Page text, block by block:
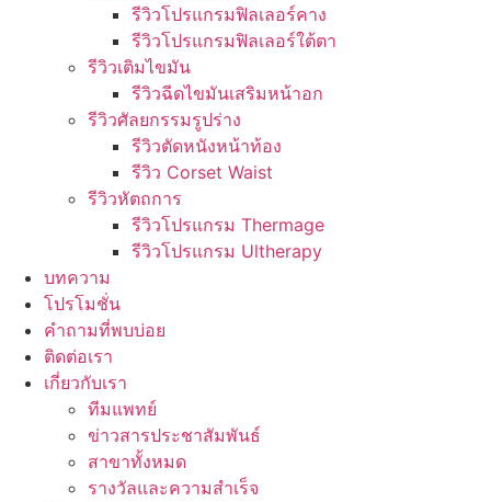
รีวิวโปรแกรมฟิลเลอร์คาง
รีวิวโปรแกรมฟิลเลอร์ใต้ตา
รีวิวเติมไขมัน
รีวิวฉีดไขมันเสริมหน้าอก
รีวิวศัลยกรรมรูปร่าง
รีวิวตัดหนังหน้าท้อง
รีวิว Corset Waist
รีวิวหัตถการ
รีวิวโปรแกรม Thermage
รีวิวโปรแกรม Ultherapy
บทความ
โปรโมชั่น
คำถามที่พบบ่อย
ติดต่อเรา
เกี่ยวกับเรา
ทีมแพทย์
ข่าวสารประชาสัมพันธ์
สาขาทั้งหมด
รางวัลและความสำเร็จ